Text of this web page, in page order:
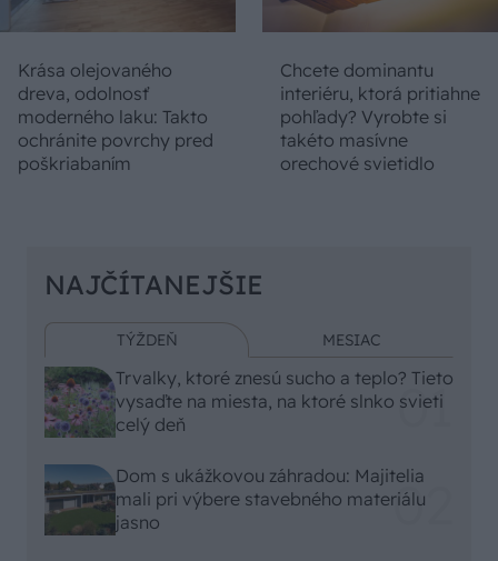
Krása olejovaného
dreva, odolnosť
moderného laku: Takto
ochránite povrchy pred
poškriabaním
Chcete dominantu
interiéru, ktorá pritiahne
pohľady? Vyrobte si
takéto masívne
orechové svietidlo
NAJČÍTANEJŠIE
TÝŽDEŇ MESIAC
Trvalky, ktoré znesú sucho a teplo? Tieto
vysaďte na miesta, na ktoré slnko svieti
celý deň
Dom s ukážkovou záhradou: Majitelia
mali pri výbere stavebného materiálu
jasno